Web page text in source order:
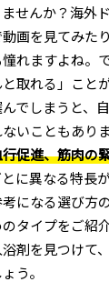
せんか？海外
画を見てみた
れますよね。
取れる」こと
でしまうと、
いこともあり
促進、筋肉の
に異なる特長
になる選び方
タイプをご紹
剤を見つけて
う。